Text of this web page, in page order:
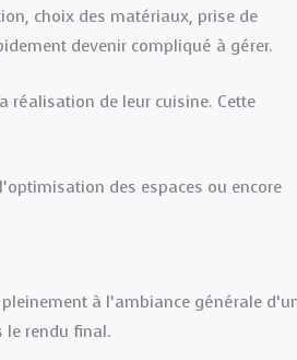
choix des matériaux, prise de
devenir compliqué à gérer.
réalisation de leur cuisine. Cette
des espaces ou encore
à l’ambiance générale
le rendu final.